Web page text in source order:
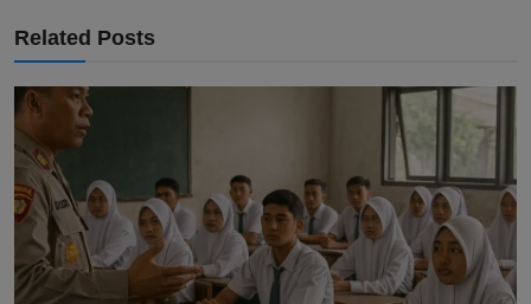
Related Posts